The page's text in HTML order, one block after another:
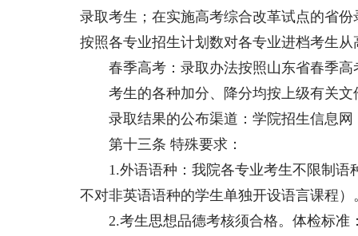
录取考生；在实施高考综合改革试点的省
按照各专业招生计划数对各专业进档考生
春季高考：录取办法按照山东省春季高
考生的各种加分、降分均按上级有关文
录取结果的公布渠道：学院招生信息网
第十三条 特殊要求：
1.外语语种：我院各专业考生不限制语
不对非英语语种的学生单独开设语言课程）
2.考生思想品德考核须合格。体检标准